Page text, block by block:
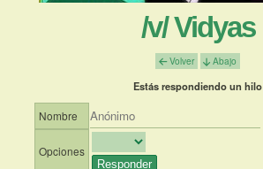
/v/ Vidyas
Volver Abajo
Estás respondiendo un hilo
Nombre
Opciones